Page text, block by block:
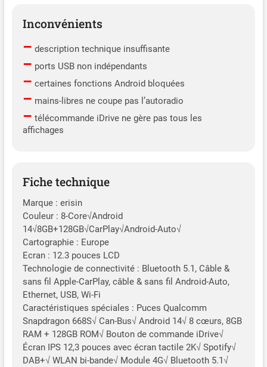
Inconvénients
– description technique insuffisante
– ports USB non indépendants
– certaines fonctions Android bloquées
– mains-libres ne coupe pas l’autoradio
– télécommande iDrive ne gère pas tous les
affichages
Fiche technique
Marque : erisin
Couleur : 8-Core√Android
14√8GB+128GB√CarPlay√Android-Auto√
Cartographie : Europe
Ecran : 12.3 pouces LCD
Technologie de connectivité : Bluetooth 5.1, Câble &
sans fil Apple-CarPlay, câble & sans fil Android-Auto,
Ethernet, USB, Wi-Fi
Caractéristiques spéciales : Puces Qualcomm
Snapdragon 668S√ Can-Bus√ Android 14√ 8 cœurs, 8GB
RAM + 128GB ROM√ Bouton de commande iDrive√
Écran IPS 12,3 pouces avec écran tactile 2K√ Spotify√
DAB+√ WLAN bi-bande√ Module 4G√ Bluetooth 5.1√